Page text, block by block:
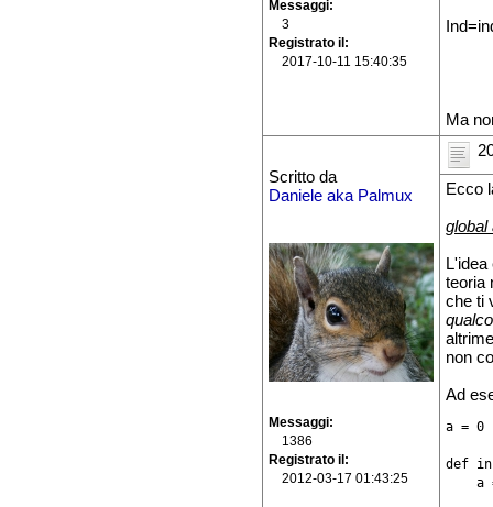
Messaggi
3
Registrato il
2017-10-11 15:40:35
Ma
Scritto da
Daniele aka Palmux
Messaggi
1386
Registrato il
2012-03-17 01:43:25
Ecco
global
teoria
che ti
non
Ad
a = 0
def
a